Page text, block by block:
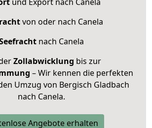
von oder nach Canela
nach Canela
Zollabwicklung bis zur
– Wir kennen die perfekten
Umzug von Bergisch Gladbach
nach Canela.
Angebote erhalten